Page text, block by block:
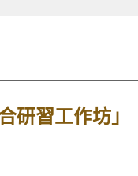
研習工作坊」